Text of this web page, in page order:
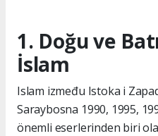
1. Doğu ve
İslam
Islam između Istoka i
Saraybosna 1990, 1995,
önemli eserlerinden biri